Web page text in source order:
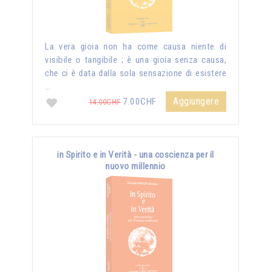
La vera gioia non ha come causa niente di
visibile o tangibile ; è una gioia senza causa,
che ci è data dalla sola sensazione di esistere
…
14.00CHF7.00CHF Aggiungere
in Spirito e in Verità - una coscienza per il
nuovo millennio